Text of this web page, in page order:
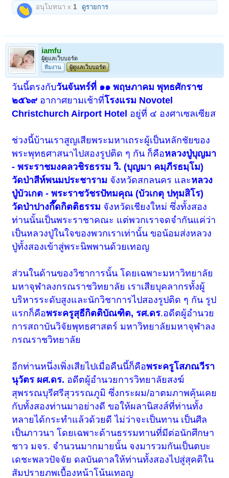
อนุโมทนา x1 ดูรายการ
iamfu
ผู้ดูแลเว็บบอร์ด
ทีมงาน
ผู้ดูแลเว็บบอร์ด
วันนี้ตรงกับวันจันทร์ที่ ๑๑ พฤษภาคม พุทธศักราช
๒๕๖๙ อากาศยามเช้าที่โรงแรม Novotel
Christchurch Airport Hotel อยู่ที่ ๔ องศาเซลเซียส
ช่วงนี้บ้านเราสูญเสียพระมหาเถระผู้เป็นหลักชัยของ
พระพุทธศาสนาไปสองรูปติด ๆ กัน ก็คือหลวงปู่บุญมา
- พระราชมงคลวชิรธรรม วิ. (บุญมา คมฺภีรธมฺโม)
วัดป่าสีห์พนมประชาราม จังหวัดสกลนคร และหลวง
ปู่บัวเกต - พระราชวัชรปัทมคุณ (บัวเกตุ ปทุมสิโร)
วัดป่าปางกึ๊ดกิตติธรรม จังหวัดเชียงใหม่ ซึ่งทั้งสอง
ท่านนั้นเป็นพระราชาคณะ แต่พวกเราจดจำกันแค่ว่า
เป็นหลวงปู่ในใจของพวกเราเท่านั้น ขอน้อมส่งหลวง
ปู่ทั้งสองเข้าสู่พระนิพพานด้วยเทอญ
ส่วนในด้านของวิชาการนั้น โดยเฉพาะมหาวิทยาลัย
มหาจุฬาลงกรณราชวิทยาลัย เราเสียบุคลากรทั้งผู้
บริหารระดับสูงและนักวิชาการไปสองรูปติด ๆ กัน รูป
แรกก็คือพระครูสุธีกิตติบัณฑิต, รศ.ดร.อดีตผู้อำนวย
การสถาบันวิจัยพุทธศาสตร์ มหาวิทยาลัยมหาจุฬาลง
กรณราชวิทยาลัย
อีกท่านหนึ่งเพิ่งเสียไปเมื่อคืนนี้ก็คือพระครูโสภณวีรา
นุวัตร ผศ.ดร. อดีตผู้อำนวยการวิทยาลัยสงฆ์
สุพรรณบุรีศรีสุวรรณภูมิ ซึ่งกระผม/อาตมภาพคุ้นเคย
กับทั้งสองท่านมาอย่างดี ขอให้ผลานิสงส์ที่ท่านทั้ง
หลายได้กระทำแล้วด้วยดี ไม่ว่าจะเป็นทาน เป็นศีล
เป็นภาวนา โดยเฉพาะด้านธรรมทานที่มีต่อนักศึกษา
ชาว มจร. จำนวนมากมายนั้น จงมารวมกันเป็นตบะ
เดชะพลวปัจจัย ดลบันดาลให้ท่านทั้งสองไปสู่สุคติใน
สัมปรายภพเบื้องหน้าโน้นเทอญ